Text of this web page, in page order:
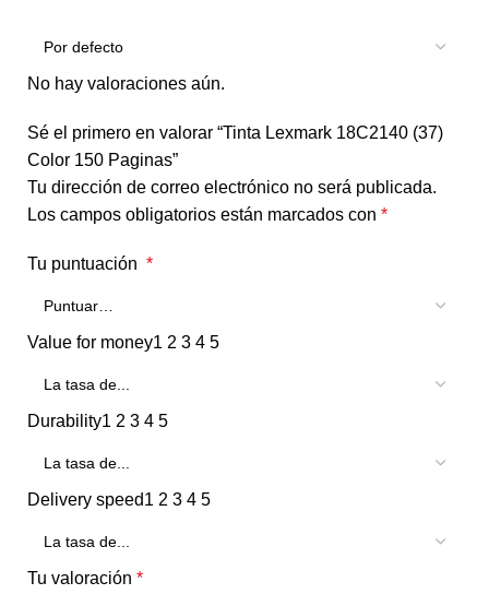
No hay valoraciones aún.
Sé el primero en valorar “Tinta Lexmark 18C2140 (37)
Color 150 Paginas”
Tu dirección de correo electrónico no será publicada.
Los campos obligatorios están marcados con *
Tu puntuación *
Value for money1 2 3 4 5
Durability1 2 3 4 5
Delivery speed1 2 3 4 5
Tu valoración *